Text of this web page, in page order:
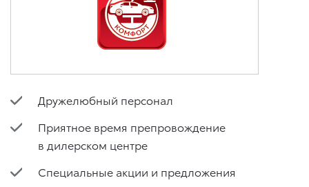
Дружелюбный персонал
Приятное время препровождение
в дилерском центре
Специальные акции и предложения